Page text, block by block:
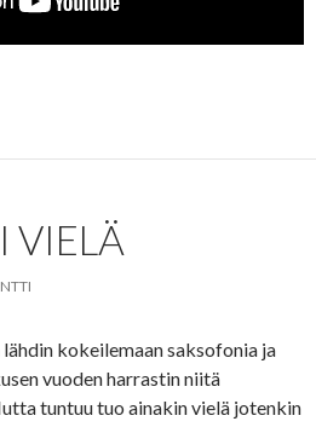
VIELÄ
kokeilemaan saksofonia ja
vuoden harrastin niitä
tuntuu tuo ainakin vielä jotenkin